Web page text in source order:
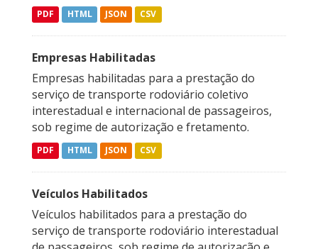
PDF HTML JSON CSV
Empresas Habilitadas
Empresas habilitadas para a prestação do
serviço de transporte rodoviário coletivo
interestadual e internacional de passageiros,
sob regime de autorização e fretamento.
PDF HTML JSON CSV
Veículos Habilitados
Veículos habilitados para a prestação do
serviço de transporte rodoviário interestadual